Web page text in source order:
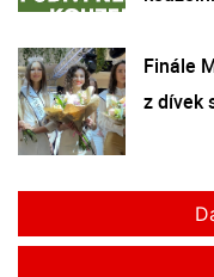
Finále
z dívek